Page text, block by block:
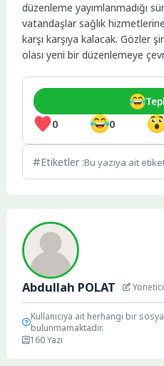
düzenleme yayımlanmadığı
vatandaşlar sağlık
karşı karşıya kalacak. Gözler
olası yeni bir düzenlemeye
0 0
Etiketler :Bu yazıya ait
Abdullah POLAT Yönetici
Kullanıcıya ait herhangi bir
bulunmamaktadır.
160 Yazı